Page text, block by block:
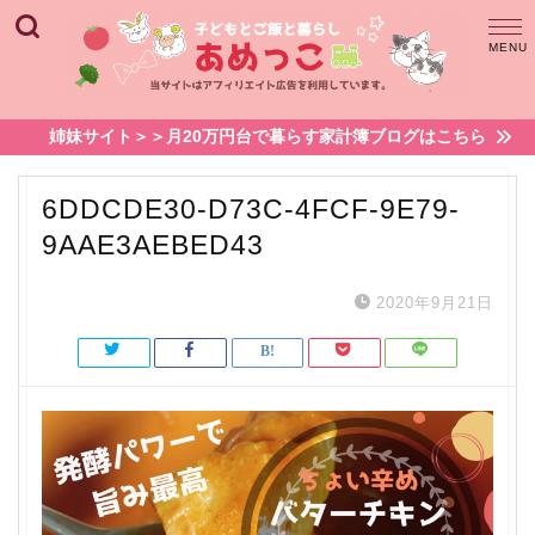
姉妹サイト＞＞月20万円台で暮らす家計簿ブログはこちら
6DDCDE30-D73C-4FCF-9E79-
9AAE3AEBED43
2020年9月21日